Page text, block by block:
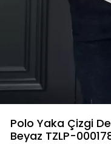
Polo Yaka Çizgi
Beyaz TZLP-